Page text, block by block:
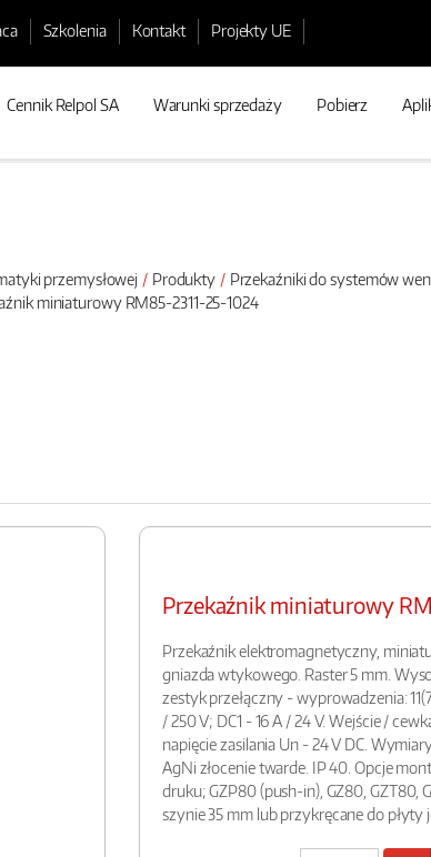
Szkolenia Kontakt Projekty UE
Cennik Relpol SA Warunki sprzedaży Pobierz
przemysłowej Produkty
Przekaźniki do systemów
miniaturowy RM85-2311-25-1024
Przekaźnik miniaturowy
Przekaźnik elektromagnetyczny,
gniazda wtykowego. Raster 5 mm.
zestyk przełączny - wyprowadzenia:
/ 250 V; DC1 - 16 A / 24 V. Wejście /
napięcie zasilania Un - 24 V DC.
AgNi złocenie twarde. IP 40. Opcje
druku; GZP80 (push-in), GZ80, GZT80,
szynie 35 mm lub przykręcane do płyty